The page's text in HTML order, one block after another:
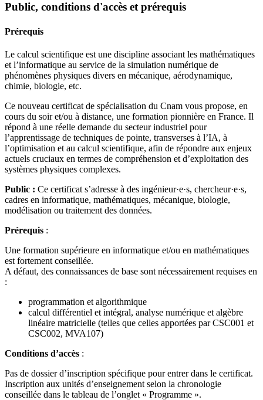
Public, conditions d'accès et prérequis
Prérequis
Le calcul scientifique est une discipline associant les mathématiques
et l’informatique au service de la simulation numérique de
phénomènes physiques divers en mécanique, aérodynamique,
chimie, biologie, etc.
Ce nouveau certificat de spécialisation du Cnam vous propose, en
cours du soir et/ou à distance, une formation pionnière en France. Il
répond à une réelle demande du secteur industriel pour
l’apprentissage de techniques de pointe, transverses à l’IA, à
l’optimisation et au calcul scientifique, afin de répondre aux enjeux
actuels cruciaux en termes de compréhension et d’exploitation des
systèmes physiques complexes.
Public : Ce certificat s’adresse à des ingénieur·e·s, chercheur·e·s,
cadres en informatique, mathématiques, mécanique, biologie,
modélisation ou traitement des données.
Prérequis :
Une formation supérieure en informatique et/ou en mathématiques
est fortement conseillée.
A défaut, des connaissances de base sont nécessairement requises en
:
programmation et algorithmique
calcul différentiel et intégral, analyse numérique et algèbre
linéaire matricielle (telles que celles apportées par CSC001 et
CSC002, MVA107)
Conditions d’accès :
Pas de dossier d’inscription spécifique pour entrer dans le certificat.
Inscription aux unités d’enseignement selon la chronologie
conseillée dans le tableau de l’onglet « Programme ».